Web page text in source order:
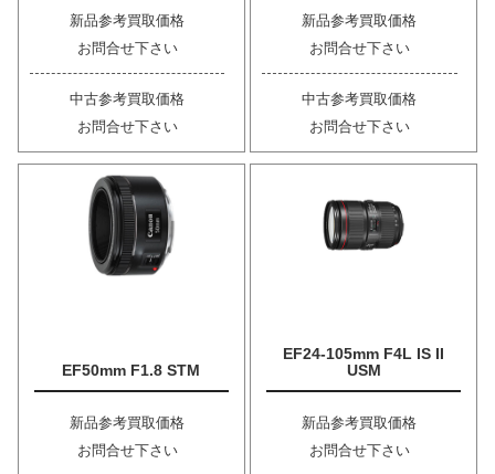
新品参考買取価格
お問合せ下さい
中古参考買取価格
お問合せ下さい
新品参考買取価格
お問合せ下さい
中古参考買取価格
お問合せ下さい
EF50mm F1.8 STM
新品参考買取価格
お問合せ下さい
EF24-105mm F4L IS II
USM
新品参考買取価格
お問合せ下さい